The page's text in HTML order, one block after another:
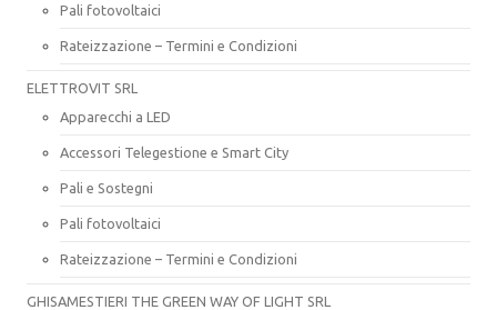
Pali fotovoltaici
Rateizzazione – Termini e Condizioni
ELETTROVIT SRL
Apparecchi a LED
Accessori Telegestione e Smart City
Pali e Sostegni
Pali fotovoltaici
Rateizzazione – Termini e Condizioni
GHISAMESTIERI THE GREEN WAY OF LIGHT SRL